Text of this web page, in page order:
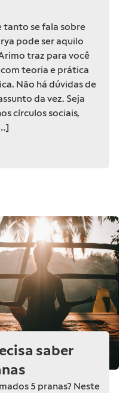
tanto se fala sobre
pode ser aquilo
traz para você
teoria e prática
Não há dúvidas de
da vez. Seja
círculos sociais,
saber
5 pranas? Neste